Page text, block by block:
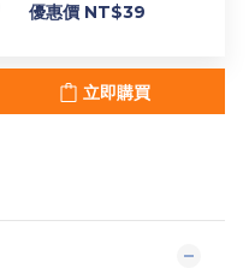
優惠價 NT$39
立即購買